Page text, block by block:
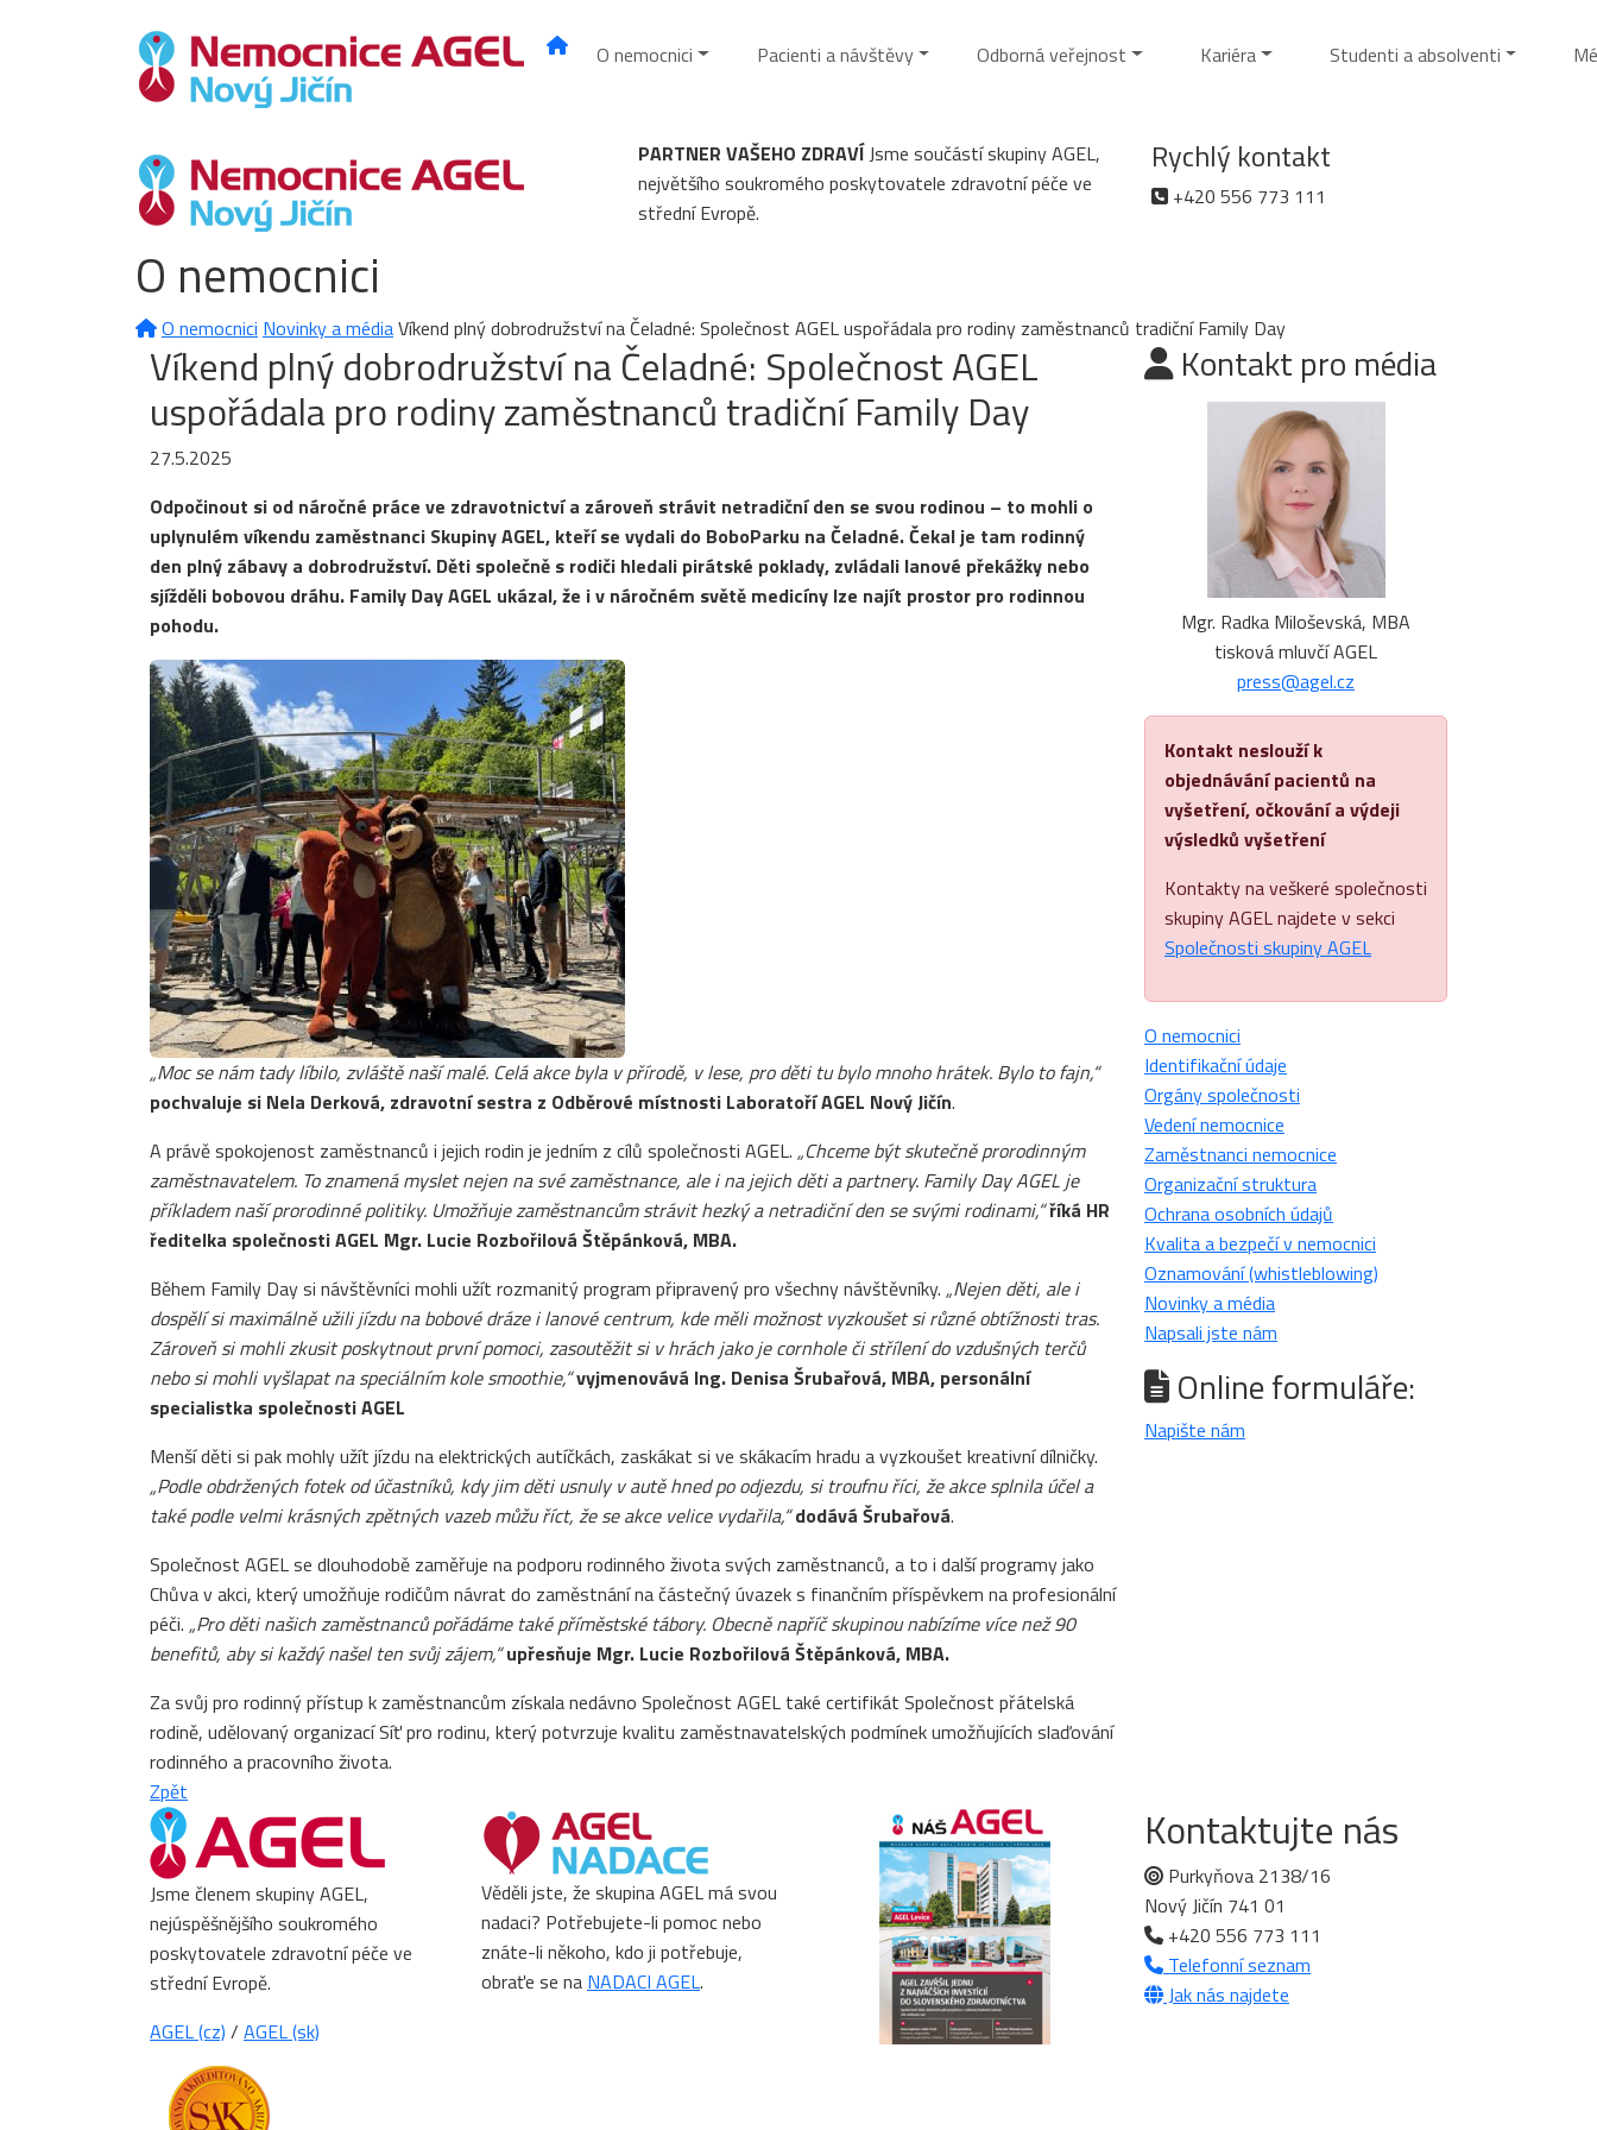
O nemocnici Pacienti a návštěvy Odborná veřejnost Kariéra Studenti a absolventi
PARTNER VAŠEHO ZDRAVÍJsme součástí skupiny AGEL,
největšího soukromého poskytovatele zdravotní péče ve
střední Evropě.
Rychlý kontakt
+420 556 773 111
O nemocnici
O nemocnici Novinky a médiaVíkend plný dobrodružství na Čeladné: Společnost AGEL uspořádala pro rodiny zaměstnanců tradiční Family Day
Víkend plný dobrodružství na Čeladné: Společnost AGEL
uspořádala pro rodiny zaměstnanců tradiční Family Day
27.5.2025
Odpočinout si od náročné práce ve zdravotnictví a zároveň strávit netradiční den se svou rodinou – to mohli o
uplynulém víkendu zaměstnanci Skupiny AGEL, kteří se vydali do BoboParku na Čeladné. Čekal je tam rodinný
den plný zábavy a dobrodružství. Děti společně s rodiči hledali pirátské poklady, zvládali lanové překážky nebo
sjížděli bobovou dráhu. Family Day AGEL ukázal, že i v náročném světě medicíny lze najít prostor pro rodinnou
pohodu.
„Moc se nám tady líbilo, zvláště naší malé. Celá akce byla v přírodě, v lese, pro děti tu bylo mnoho hrátek. Bylo to fajn,“
pochvaluje si Nela Derková, zdravotní sestra z Odběrové místnosti Laboratoří AGEL Nový Jičín.
A právě spokojenost zaměstnanců i jejich rodin je jedním z cílů společnosti AGEL. „Chceme být skutečně prorodinným
zaměstnavatelem. To znamená myslet nejen na své zaměstnance, ale i na jejich děti a partnery. Family Day AGEL je
příkladem naší prorodinné politiky. Umožňuje zaměstnancům strávit hezký a netradiční den se svými rodinami,“říká HR
ředitelka společnosti AGEL Mgr. Lucie Rozbořilová Štěpánková, MBA.
Během Family Day si návštěvníci mohli užít rozmanitý program připravený pro všechny návštěvníky. „Nejen děti, ale i
dospělí si maximálně užili jízdu na bobové dráze i lanové centrum, kde měli možnost vyzkoušet si různé obtížnosti tras.
Zároveň si mohli zkusit poskytnout první pomoci, zasoutěžit si v hrách jako je cornhole či střílení do vzdušných terčů
nebo si mohli vyšlapat na speciálním kole smoothie,“vyjmenovává Ing. Denisa Šrubařová, MBA, personální
specialistka společnosti AGEL
Menší děti si pak mohly užít jízdu na elektrických autíčkách, zaskákat si ve skákacím hradu a vyzkoušet kreativní dílničky.
„Podle obdržených fotek od účastníků, kdy jim děti usnuly v autě hned po odjezdu, si troufnu říci, že akce splnila účel a
také podle velmi krásných zpětných vazeb můžu říct, že se akce velice vydařila,“dodává Šrubařová.
Společnost AGEL se dlouhodobě zaměřuje na podporu rodinného života svých zaměstnanců, a to i další programy jako
Chůva v akci, který umožňuje rodičům návrat do zaměstnání na částečný úvazek s finančním příspěvkem na profesionální
péči. „Pro děti našich zaměstnanců pořádáme také příměstské tábory. Obecně napříč skupinou nabízíme více než 90
benefitů, aby si každý našel ten svůj zájem,“ upřesňuje Mgr. Lucie Rozbořilová Štěpánková, MBA.
Za svůj pro rodinný přístup k zaměstnancům získala nedávno Společnost AGEL také certifikát Společnost přátelská
rodině, udělovaný organizací Síť pro rodinu, který potvrzuje kvalitu zaměstnavatelských podmínek umožňujících slaďování
rodinného a pracovního života.
Zpět
Kontakt pro média
Mgr. Radka Miloševská, MBA
tisková mluvčí AGEL
press@agel.cz
Kontakt neslouží k
objednávání pacientů na
vyšetření, očkování a výdeji
výsledků vyšetření
Kontakty na veškeré společnosti
skupiny AGEL najdete v sekci
Společnosti skupiny AGEL
O nemocnici
Identifikační údaje
Orgány společnosti
Vedení nemocnice
Zaměstnanci nemocnice
Organizační struktura
Ochrana osobních údajů
Kvalita a bezpečí v nemocnici
Oznamování (whistleblowing)
Novinky a média
Napsali jste nám
Online formuláře:
Napište nám
Jsme členem skupiny AGEL,
nejúspěšnějšího soukromého
poskytovatele zdravotní péče ve
střední Evropě.
AGEL (cz) / AGEL (sk)
Věděli jste, že skupina AGEL má svou
nadaci? Potřebujete-li pomoc nebo
znáte-li někoho, kdo ji potřebuje,
obraťe se na NADACI AGEL.
Kontaktujte nás
Purkyňova 2138/16
Nový Jičín 741 01
+420 556 773 111
Telefonní seznam
Jak nás najdete